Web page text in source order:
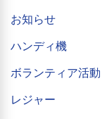
お知らせ
ハンディ機
ボランティア活動
レジャー